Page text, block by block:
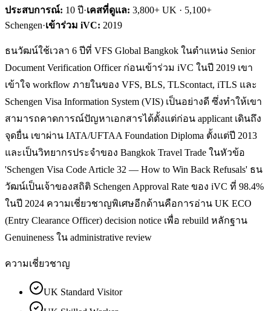
ประสบการณ์: 10 ปี·เคสที่ดูแล: 3,800+ UK · 5,100+
Schengen·เข้าร่วม iVC: 2019
ธนวัฒน์ใช้เวลา 6 ปีที่ VFS Global Bangkok ในตำแหน่ง Senior
Document Verification Officer ก่อนเข้าร่วม iVC ในปี 2019 เขา
เข้าใจ workflow ภายในของ VFS, BLS, TLScontact, iTLS และ
Schengen Visa Information System (VIS) เป็นอย่างดี ซึ่งทำให้เขา
สามารถคาดการณ์ปัญหาเอกสารได้ตั้งแต่ก่อน applicant เดินถึง
จุดยื่น เขาผ่าน IATA/UFTAA Foundation Diploma ตั้งแต่ปี 2013
และเป็นวิทยากรประจำของ Bangkok Travel Trade ในหัวข้อ
'Schengen Visa Code Article 32 — How to Win Back Refusals' ธน
วัฒน์เป็นเจ้าของสถิติ Schengen Approval Rate ของ iVC ที่ 98.4%
ในปี 2024 ความเชี่ยวชาญพิเศษอีกด้านคือการอ่าน UK ECO
(Entry Clearance Officer) decision notice เพื่อ rebuild หลักฐาน
Genuineness ใน administrative review
ความเชี่ยวชาญ
UK Standard Visitor